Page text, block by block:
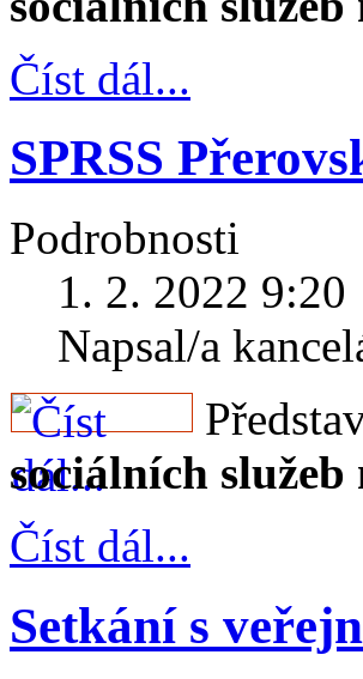
Číst dál...
SPRSS
Podrobnosti
1. 2. 2022 9:20
Napsal/a
sociálních
Číst dál...
Setkání s